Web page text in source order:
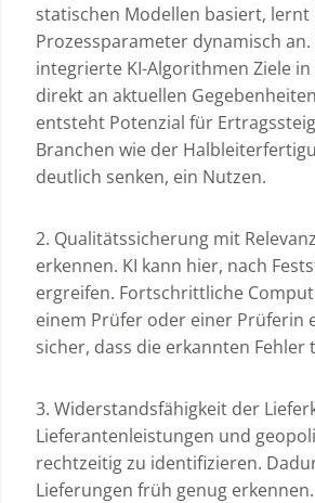
statischen Modellen basiert,
Prozessparameter dynamisch
integrierte KI-Algorithmen Ziele
direkt an aktuellen
entsteht Potenzial für
Branchen wie der
deutlich senken, ein Nutzen.
2. Qualitätssicherung mit
erkennen. KI kann hier, nach
ergreifen. Fortschrittliche
einem Prüfer oder einer Prüferin
sicher, dass die erkannten
3. Widerstandsfähigkeit der
Lieferantenleistungen und
rechtzeitig zu identifizieren.
Lieferungen früh genug